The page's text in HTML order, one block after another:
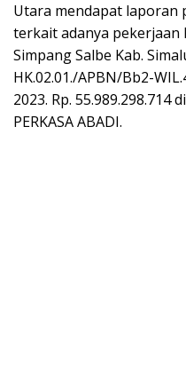
Utara mendapat laporan
terkait adanya pekerjaan
Simpang Salbe Kab.
HK.02.01./APBN/Bb2-
2023. Rp. 55.989.298.714
PERKASA ABADI.